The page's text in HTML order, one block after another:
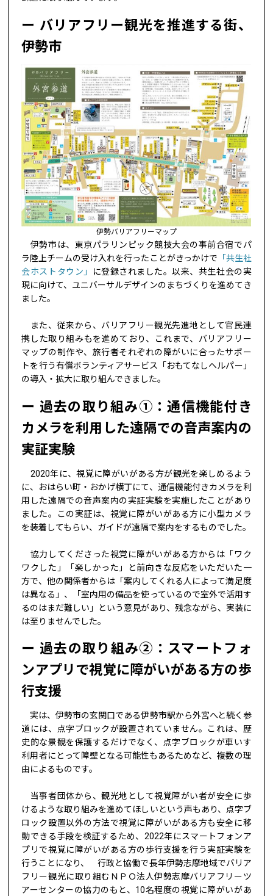
バリアフリー観光を推進する街、
伊勢市
伊勢バリアフリーマップ
伊勢市は、東京パラリンピック競技大会の事前合宿でパ
ラ陸上チームの受け入れを行ったことがきっかけで 「共生社
会ホストタウン」
に登録されました。以来、共生社会の実
現に向けて、ユニバーサルデザインのまちづくりを進めてき
ました。
また、従来から、バリアフリー観光先進地として官民連
携した取り組みもを進めており、これまで、バリアフリー
マップの制作や、旅行者それぞれの障がいに合ったサポー
トを行う有償ボランティアサービス「おもてなしヘルパー」
の導入・拡大に取り組んできました。
過去の取り組み①：通信機能付き
カメラを利用した遠隔での音声案内の
実証実験
2020年に、視覚に障がいがある方が観光を楽しめるよう
に、おはらい町・おかげ横丁にて、通信機能付きカメラを利
用した遠隔での音声案内の実証実験を実施したことがあり
ました。この実証は、視覚に障がいがある方に小型カメラ
を装着してもらい、ガイドが遠隔で案内をするものでした。
協力してくださった視覚に障がいがある方からは「ワク
ワクした」「楽しかった」と前向きな反応をいただいた一
方で、他の関係者からは「案内してくれる人によって満足度
は異なる」、「室内用の備品を使っているので室外で活用す
るのはまだ難しい」という意見があり、残念ながら、実装に
は至りませんでした。
過去の取り組み②：スマートフォ
ンアプリで視覚に障がいがある方の歩
行支援
実は、伊勢市の玄関口である伊勢市駅から外宮へと続く参
道には、点字ブロックが設置されていません。これは、歴
史的な景観を保護するだけでなく、点字ブロックが車いす
利用者にとって障壁となる可能性もあるためなど、複数の理
由によるものです。
当事者団体から、観光地として視覚障がい者が安全に歩
けるような取り組みを進めてほしいという声もあり、点字ブ
ロック設置以外の方法で視覚に障がいがある方も安全に移
動できる手段を検証するため、2022年にスマートフォンア
プリで視覚に障がいがある方の歩行支援を行う実証実験を
行うことになり、 行政と協働で長年伊勢志摩地域でバリア
フリー観光に取り組むＮＰＯ法人伊勢志摩バリアフリーツ
アーセンターの協力のもと、10名程度の視覚に障がいがあ